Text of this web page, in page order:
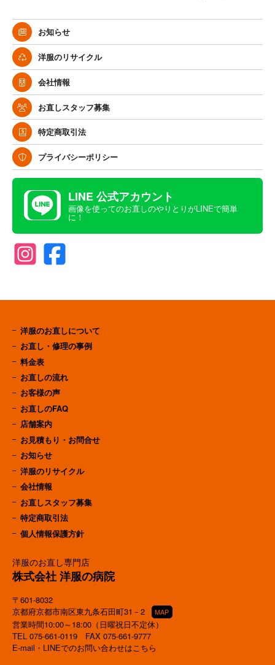
お知らせ
洋服のリサイクル
会社情報
お直しスタッフ募集
特定商取引法
プライバシーポリシー
LINE 公式アカウント
画像を使ってのお直しのやりとりがLINEで簡単
に！
洋服のお直し専門店
株式会社 洋服の病院
〒601-8032
京都府京都市南区東九条石田町31－2
MAP
営業時間10:00～18:00（日曜祝日不定休）
TEL 075-661-0119 FAX 075-661-9777
E-mail・LINEでのお問い合わせはこちら
洋服のお直しについて
お直し・修理の事例
料金表
お直しの流れ
お客様の声
お直しのFAQ
店舗案内
お見積もり・お問合せ
お知らせ
洋服のリサイクル
会社情報
お直しスタッフ募集
特定商取引法
個人情報保護方針